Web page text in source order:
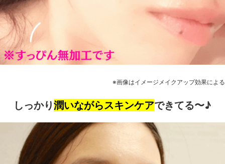
※画像はイメージメイクアップ効果による
しっかり潤いながらスキンケアできてる〜♪